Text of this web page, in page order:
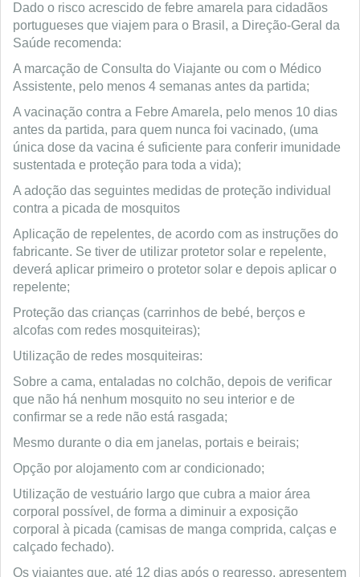
Dado o risco acrescido de febre amarela para cidadãos
portugueses que viajem para o Brasil, a Direção-Geral da
Saúde recomenda:
A marcação de Consulta do Viajante ou com o Médico
Assistente, pelo menos 4 semanas antes da partida;
A vacinação contra a Febre Amarela, pelo menos 10 dias
antes da partida, para quem nunca foi vacinado, (uma
única dose da vacina é suficiente para conferir imunidade
sustentada e proteção para toda a vida);
A adoção das seguintes medidas de proteção individual
contra a picada de mosquitos
Aplicação de repelentes, de acordo com as instruções do
fabricante. Se tiver de utilizar protetor solar e repelente,
deverá aplicar primeiro o protetor solar e depois aplicar o
repelente;
Proteção das crianças (carrinhos de bebé, berços e
alcofas com redes mosquiteiras);
Utilização de redes mosquiteiras:
Sobre a cama, entaladas no colchão, depois de verificar
que não há nenhum mosquito no seu interior e de
confirmar se a rede não está rasgada;
Mesmo durante o dia em janelas, portais e beirais;
Opção por alojamento com ar condicionado;
Utilização de vestuário largo que cubra a maior área
corporal possível, de forma a diminuir a exposição
corporal à picada (camisas de manga comprida, calças e
calçado fechado).
Os viajantes que, até 12 dias após o regresso, apresentem